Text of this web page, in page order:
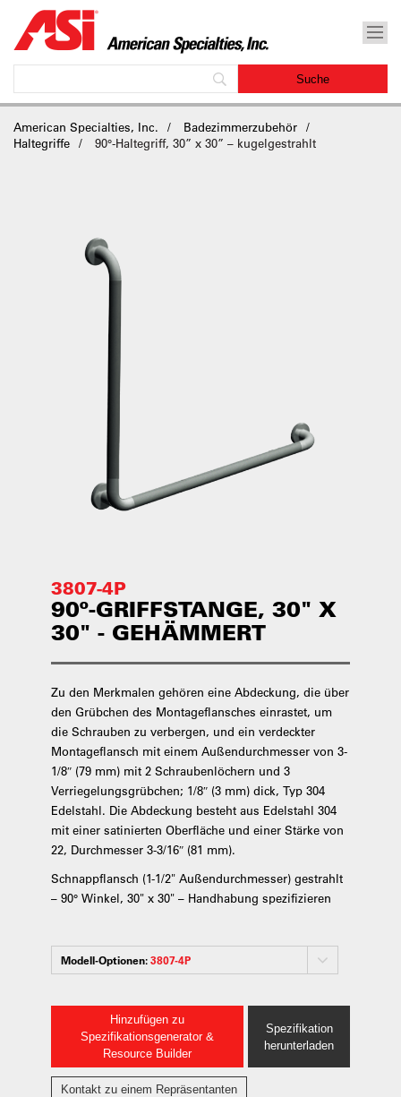
American Specialties, Inc.
Badezimmerzubehör
Haltegriffe
90°-Haltegriff, 30” x 30” – kugelgestrahlt
3807-4P
90º-GRIFFSTANGE, 30" X
30" - GEHÄMMERT
Zu den Merkmalen gehören eine Abdeckung, die über
den Grübchen des Montageflansches einrastet, um
die Schrauben zu verbergen, und ein verdeckter
Montageflansch mit einem Außendurchmesser von 3-
1/8″ (79 mm) mit 2 Schraubenlöchern und 3
Verriegelungsgrübchen; 1/8″ (3 mm) dick, Typ 304
Edelstahl. Die Abdeckung besteht aus Edelstahl 304
mit einer satinierten Oberfläche und einer Stärke von
22, Durchmesser 3-3/16″ (81 mm).
Schnappflansch (1-1/2" Außendurchmesser) gestrahlt
– 90° Winkel, 30" x 30" – Handhabung spezifizieren
Modell-Optionen:3807-4P
Hinzufügen zu
Spezifikationsgenerator &
Resource Builder
Spezifikation
herunterladen
Kontakt zu einem Repräsentanten